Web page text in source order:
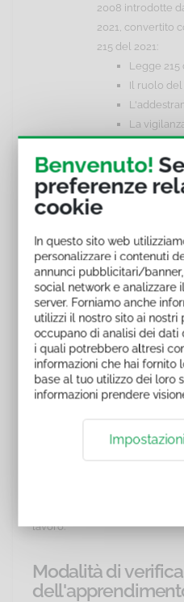
2008 introdotte
2021, convertito
215 del 2021:
Legge 215
Il ruolo del
La
sicurezza
La
Docente del corso
Learning RSPP-
Aggiornamento 2
Lorenzo FANTINI
Avvocato
del Lavoro per salute e
Centrale Infortuni INAIL e
organismi nazionali e
malattie professionali per
specialistiche e fornisce
anche in caso di ispezioni o
lavoro.
Modalità di verifica
Benvenuto!
preferenze
cookie
In questo sito web
personalizzare i contenuti
annunci pubblicitari/
social network e analizzare
server. Forniamo anche
utilizzi il nostro sito ai
occupano di analisi dei dati
i quali potrebbero altresì
informazioni che hai fornito
base al tuo utilizzo dei loro
informazioni prendere